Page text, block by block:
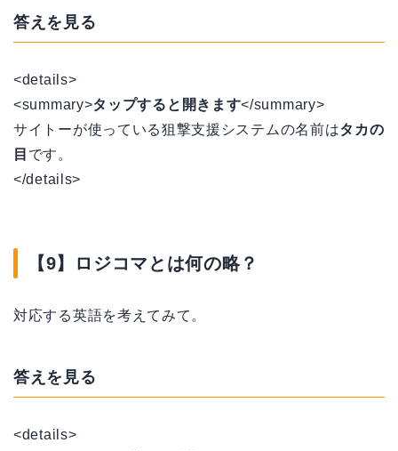
答えを見る
<details>
<summary>タップすると開きます</summary>
サイトーが使っている狙撃支援システムの名前はタカの
目 です。
</details>
【9】ロジコマとは何の略？
対応する英語を考えてみて。
答えを見る
<details>